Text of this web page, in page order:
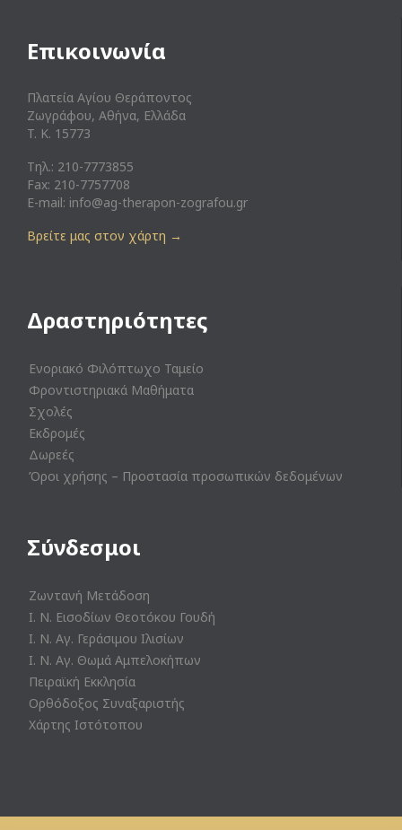
Επικοινωνία
Πλατεία Αγίου Θεράποντος
Ζωγράφου, Αθήνα, Ελλάδα
T. K. 15773
Τηλ.: 210-7773855
Fax: 210-7757708
E-mail: info@ag-therapon-zografou.gr
Βρείτε μας στον χάρτη →
Δραστηριότητες
Ενοριακό Φιλόπτωχο Ταμείο
Φροντιστηριακά Μαθήματα
Σχολές
Εκδρομές
Δωρεές
Όροι χρήσης – Προστασία προσωπικών δεδομένων
Σύνδεσμοι
Ζωντανή Μετάδοση
Ι. Ν. Εισοδίων Θεοτόκου Γουδή
Ι. Ν. Αγ. Γεράσιμου Ιλισίων
Ι. Ν. Αγ. Θωμά Αμπελοκήπων
Πειραϊκή Εκκλησία
Ορθόδοξος Συναξαριστής
Χάρτης Ιστότοπου